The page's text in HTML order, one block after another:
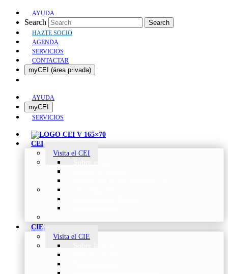
AYUDA
Search Search
HAZTE SOCIO
AGENDA
SERVICIOS
CONTACTAR
myCEI (área privada)
AYUDA
myCEI
SERVICIOS
CEI
Visita el CEI
CIE
Visita el CIE